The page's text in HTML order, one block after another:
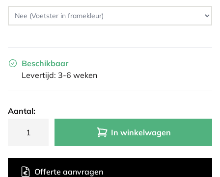
Beschikbaar
Levertijd: 3-6 weken
Aantal:
In winkelwagen
Offerte aanvragen